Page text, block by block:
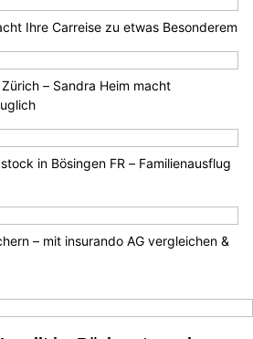
Ihre Carreise zu etwas Besonderem
– Sandra Heim macht
in Bösingen FR – Familienausflug
– mit insurando AG vergleichen &